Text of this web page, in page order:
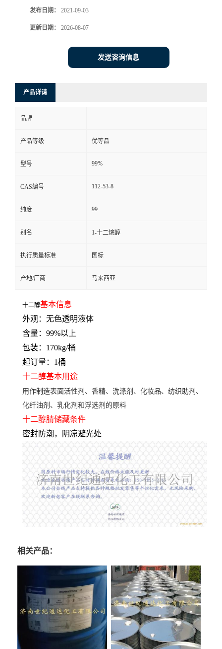
发布日期： 2021-09-03
更新日期： 2026-08-07
发送咨询信息
产品详请
品牌
产品等级 优等品
型号 99%
CAS编号 112-53-8
纯度 99
别名 1-十二烷醇
执行质量标准 国标
产地/厂商 马来西亚
十二醇基本信息
外观：无色透明液体
含量：99%以上
包装：170kg/桶
起订量：1桶
十二醇基本用途
用作制造表面活性剂、香精、洗涤剂、化妆品、纺织助剂、
化纤油剂、乳化剂和浮选剂的原料
十二醇腈储藏条件
密封防潮，阴凉避光处
相关产品：